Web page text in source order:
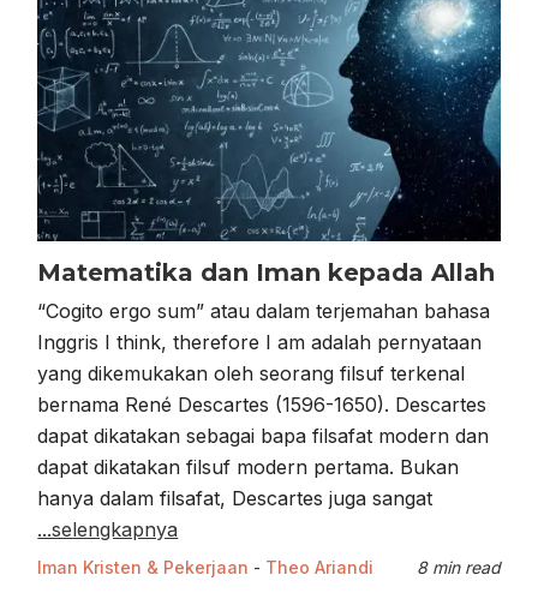
Matematika dan Iman kepada Allah
“Cogito ergo sum” atau dalam terjemahan bahasa
Inggris I think, therefore I am adalah pernyataan
yang dikemukakan oleh seorang filsuf terkenal
bernama René Descartes (1596-1650). Descartes
dapat dikatakan sebagai bapa filsafat modern dan
dapat dikatakan filsuf modern pertama. Bukan
hanya dalam filsafat, Descartes juga sangat
...selengkapnya
Iman Kristen & Pekerjaan - Theo Ariandi 8 min read